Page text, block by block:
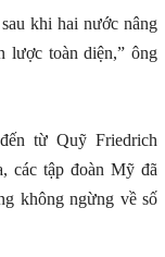
khi hai nước nâng
lược toàn diện,” ông
từ Quỹ Friedrich
các tập đoàn Mỹ đã
không ngừng về số